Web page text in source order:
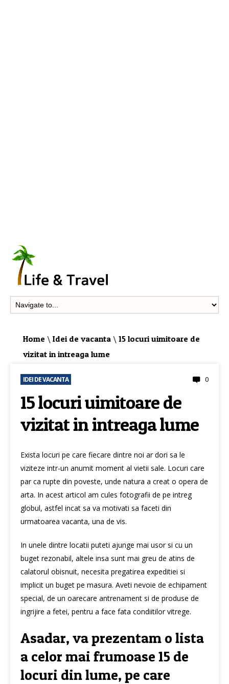
Home \ Idei de vacanta \ 15 locuri uimitoare de
vizitat in intreaga lume
IDEI DE VACANTA 0
15 locuri uimitoare de
vizitat in intreaga lume
Exista locuri pe care fiecare dintre noi ar dori sa le
viziteze intr-un anumit moment al vietii sale. Locuri care
par ca rupte din poveste, unde natura a creat o opera de
arta. In acest articol am cules fotografii de pe intreg
globul, astfel incat sa va motivati sa faceti din
urmatoarea vacanta, una de vis.
In unele dintre locatii puteti ajunge mai usor si cu un
buget rezonabil, altele insa sunt mai greu de atins de
calatorul obisnuit, necesita pregatirea expeditiei si
implicit un buget pe masura. Aveti nevoie de echipament
special, de un oarecare antrenament si de produse de
ingrijire a fetei, pentru a face fata condiitilor vitrege.
Asadar, va prezentam o lista
a celor mai frumoase 15 de
locuri din lume, pe care